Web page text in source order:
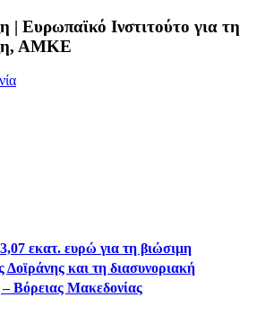
| Ευρωπαϊκό Ινστιτούτο για τη
ΑΜΚΕ
εκατ. ευρώ για τη βιώσιμη
Δοϊράνης και τη διασυνοριακή
Βόρειας Μακεδονίας